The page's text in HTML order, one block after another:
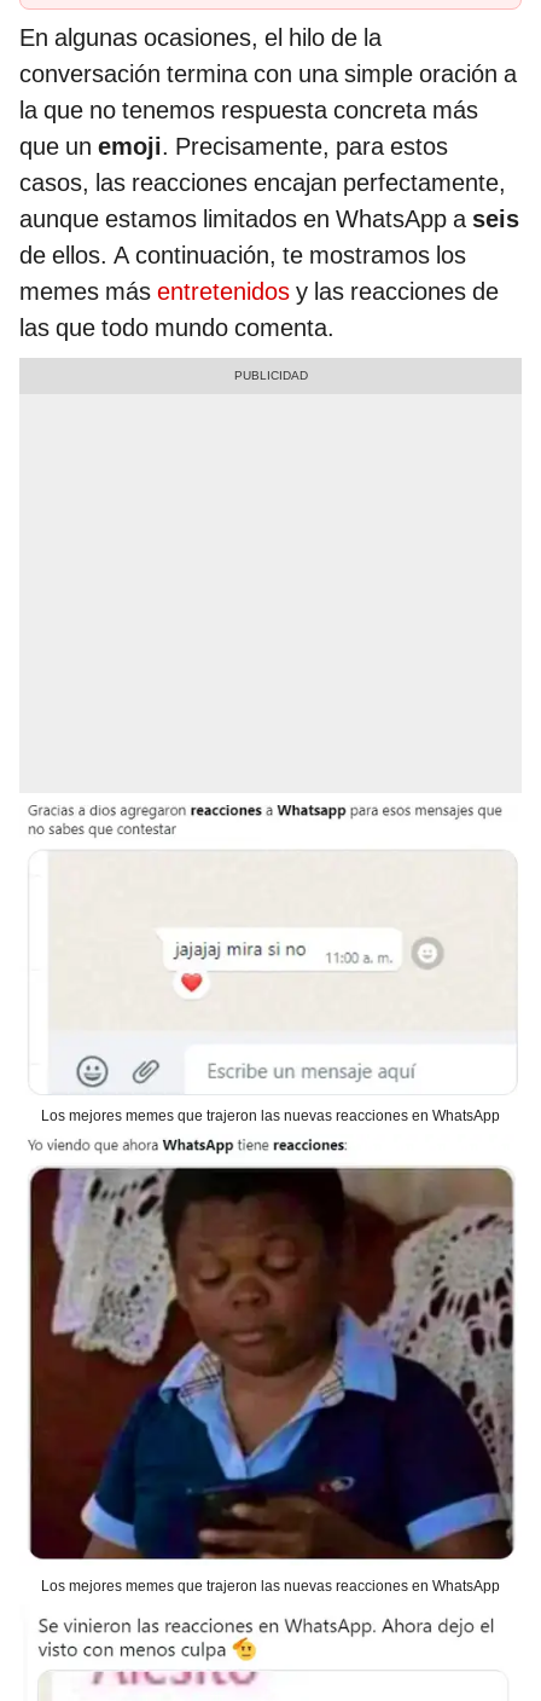
En algunas ocasiones, el hilo de la
conversación termina con una simple oración a
la que no tenemos respuesta concreta más
que un emoji. Precisamente, para estos
casos, las reacciones encajan perfectamente,
aunque estamos limitados en WhatsApp a seis
de ellos. A continuación, te mostramos los
memes más entretenidos y las reacciones de
las que todo mundo comenta.
Los mejores memes que trajeron las nuevas reacciones en WhatsApp
Los mejores memes que trajeron las nuevas reacciones en WhatsApp